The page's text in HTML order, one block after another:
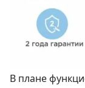
В плане